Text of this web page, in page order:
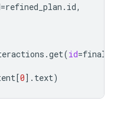
=refined_plan . id,
.get(id=
[0] . text)